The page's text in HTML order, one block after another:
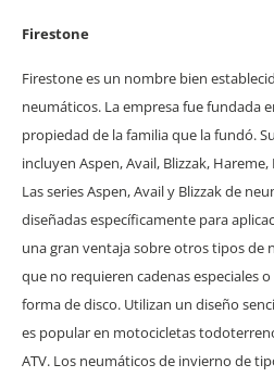
Firestone
Firestone es un nombre bien
neumáticos. La empresa fue fundada
propiedad de la familia que la fundó.
incluyen Aspen, Avail, Blizzak,
Las series Aspen, Avail y Blizzak de
diseñadas específicamente para
una gran ventaja sobre otros tipos de
que no requieren cadenas especiales
forma de disco. Utilizan un diseño
es popular en motocicletas
ATV. Los neumáticos de invierno de